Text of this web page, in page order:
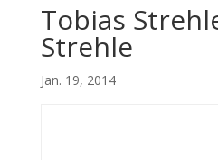
Tobias
Strehle
Jan. 19, 2014